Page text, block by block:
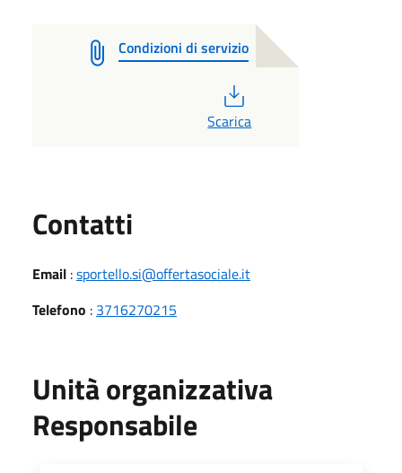
Condizioni di servizio
Scarica
Contatti
Email :sportello.si@offertasociale.it
Telefono : 3716270215
Unità organizzativa
Responsabile